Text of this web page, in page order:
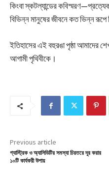
কিংবা স্কটল্যান্ডের
বিভিন্ন মানুষের জীবনে কত ভিন্ন
ইতিহাসের এই বহুরঙা পৃষ্ঠা আমাদের
আগামী পৃথিবীকে।
Previous article
গ্যাস্ট্রিক ও অ্যাসিডিটির সমস্যা চিরতরে দূর করার
১০টি কার্যকরী উপায়